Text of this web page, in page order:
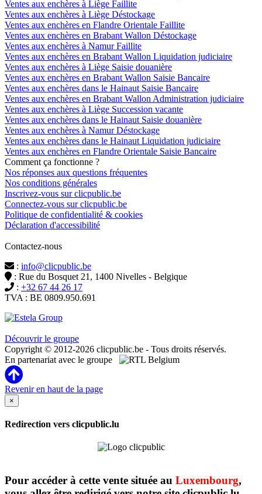
Ventes aux enchères à Liège Faillite
Ventes aux enchères à Liège Déstockage
Ventes aux enchères en Flandre Orientale Faillite
Ventes aux enchères en Brabant Wallon Déstockage
Ventes aux enchères à Namur Faillite
Ventes aux enchères en Brabant Wallon Liquidation judiciaire
Ventes aux enchères à Liège Saisie douanière
Ventes aux enchères en Brabant Wallon Saisie Bancaire
Ventes aux enchères dans le Hainaut Saisie Bancaire
Ventes aux enchères en Brabant Wallon Administration judiciaire
Ventes aux enchères à Liège Succession vacante
Ventes aux enchères dans le Hainaut Saisie douanière
Ventes aux enchères à Namur Déstockage
Ventes aux enchères dans le Hainaut Liquidation judiciaire
Ventes aux enchères en Flandre Orientale Saisie Bancaire
Comment ça fonctionne ?
Nos réponses aux questions fréquentes
Nos conditions générales
Inscrivez-vous sur clicpublic.be
Connectez-vous sur clicpublic.be
Politique de confidentialité & cookies
Déclaration d'accessibilité
Contactez-nous
: info@clicpublic.be
: Rue du Bosquet 21, 1400 Nivelles - Belgique
: +32 67 44 26 17
TVA : BE 0809.950.691
Découvrir le groupe
Copyright © 2012-2026 clicpublic.be - Tous droits réservés.
En partenariat avec le groupe
Revenir en haut de la page
×
Redirection vers clicpublic.lu
Pour accéder à cette vente située au Luxembourg,